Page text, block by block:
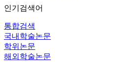
인기검색어
통합검색
국내학술논문
학위논문
해외학술논문